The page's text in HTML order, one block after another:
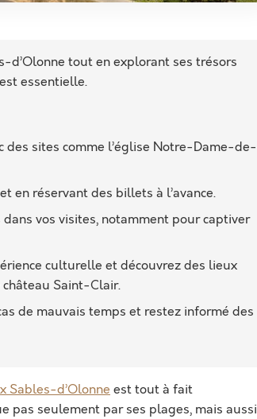
d’Olonne tout en explorant ses trésors
essentielle.
des sites comme l’église Notre-Dame-de-
en réservant des billets à l’avance.
vos visites, notamment pour captiver
culturelle et découvrez des lieux
Saint-Clair.
de mauvais temps et restez informé des
Sables-d’Olonne est tout à fait
pas seulement par ses plages, mais aussi